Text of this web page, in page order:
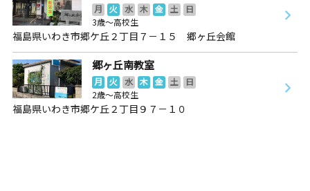
月 火 水 木 金 土
日
3歳～高校生
福島県いわき市郷ケ丘２丁目７－１５ 郷ヶ丘会館
郷ヶ丘南教室
月 火 水 木 金 土
日
2歳～高校生
福島県いわき市郷ケ丘２丁目９７－１０